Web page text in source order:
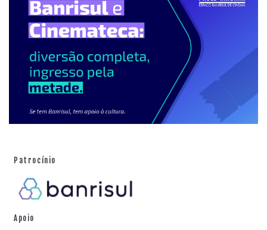
Patrocínio
Apoio